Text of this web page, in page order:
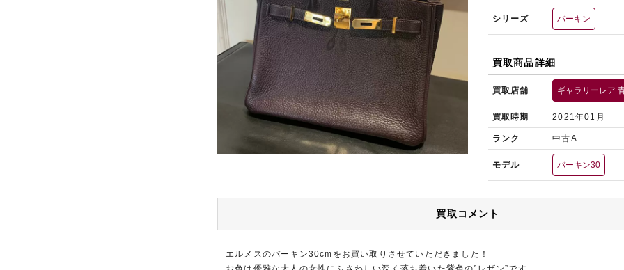
シリーズ バーキン
買取商品詳細
買取店舗 ギャラリーレア
買取時期 2021年01月
ランク 中古A
モデル バーキン30
買取コメント
エルメスのバーキン30cmをお買い取りさせていただきました！